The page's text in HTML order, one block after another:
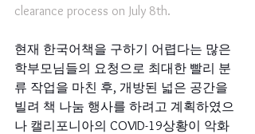
clearance process on July 8th.
현재 한국어책을 구하기 어렵다는 많은
학부모님들의 요청으로 최대한 빨리 분
류 작업을 마친 후, 개방된 넓은 공간을
빌려 책 나눔 행사를 하려고 계획하였으
나 캘리포니아의 COVID-19상황이 악화